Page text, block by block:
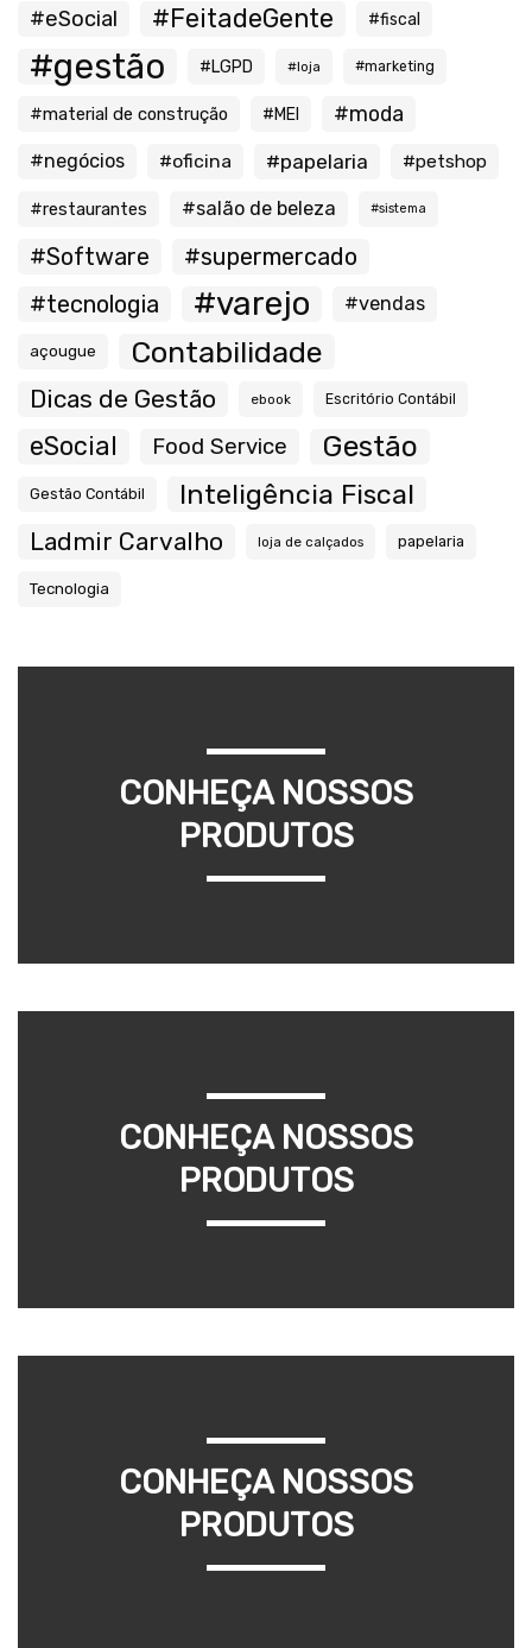
#eSocial #FeitadeGente #fiscal
#gestão #LGPD #loja #marketing
#material de construção #MEI #moda
#negócios #oficina #papelaria #petshop
#restaurantes #salão de beleza #sistema
#Software
#supermercado
#tecnologia
#varejo #vendas
açougue Contabilidade
Dicas de Gestão ebook Escritório Contábil
eSocial Food Service Gestão
Gestão Contábil Inteligência Fiscal
Ladmir Carvalho loja de calçados papelaria
Tecnologia
CONHEÇA NOSSOS
PRODUTOS
CONHEÇA NOSSOS
PRODUTOS
CONHEÇA NOSSOS
PRODUTOS